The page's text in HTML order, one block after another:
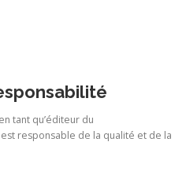
tant qu’éditeur du
responsable de la qualité et de la